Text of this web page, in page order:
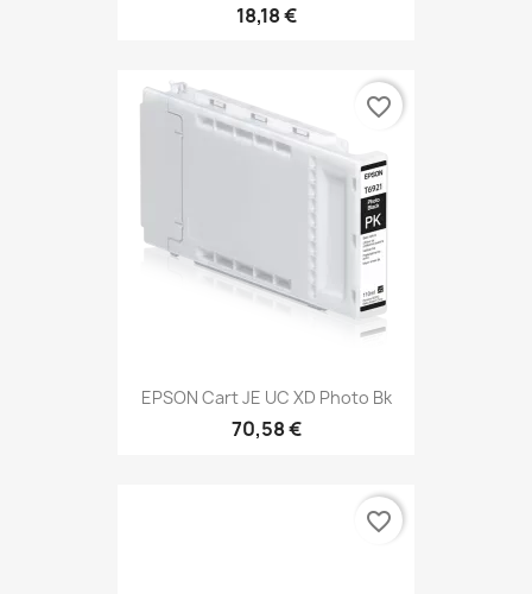
18,18 €
EPSON Cart JE UC XD Photo Bk
70,58 €
favorite_border
favorite_border